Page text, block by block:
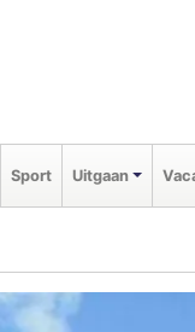
Sport Uitgaan